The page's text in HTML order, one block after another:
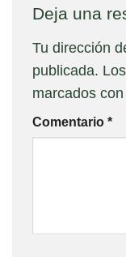
Deja una
Tu dirección
publicada.
marcados con
Comentario *